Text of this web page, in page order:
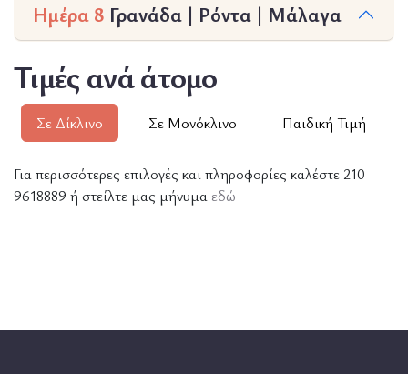
Ημέρα 8 Γρανάδα | Ρόντα | Μάλαγα
Τιμές ανά άτομο
Σε Δίκλινο Σε Μονόκλινο Παιδική Τιμή
Για περισσότερες επιλογές και πληροφορίες καλέστε 210
9618889 ή στείλτε μας μήνυμα εδώ